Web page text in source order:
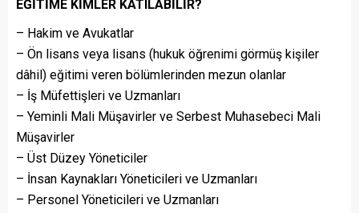
EĞİTİME KİMLER KATILABİLİR?
– Hakim ve Avukatlar
– Ön lisans veya lisans (hukuk öğrenimi görmüş kişiler
dâhil) eğitimi veren bölümlerinden mezun olanlar
– İş Müfettişleri ve Uzmanları
– Yeminli Mali Müşavirler ve Serbest Muhasebeci Mali
Müşavirler
– Üst Düzey Yöneticiler
– İnsan Kaynakları Yöneticileri ve Uzmanları
– Personel Yöneticileri ve Uzmanları